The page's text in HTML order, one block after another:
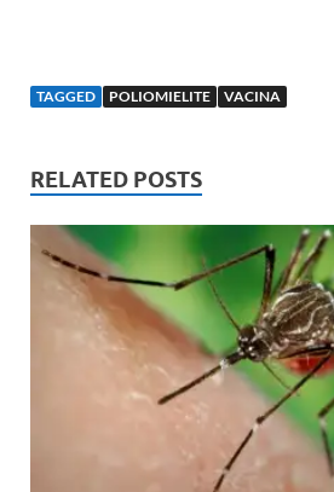
TAGGED POLIOMIELITE VACINA
RELATED POSTS